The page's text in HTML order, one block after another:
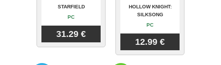
STARFIELD
PC
31.29 €
HOLLOW KNIGHT:
SILKSONG
PC
12.99 €